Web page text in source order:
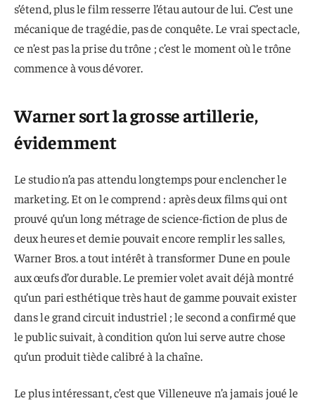
s’étend, plus le film resserre l’étau autour de lui. C’est une
mécanique de tragédie, pas de conquête. Le vrai spectacle,
ce n’est pas la prise du trône ; c’est le moment où le trône
commence à vous dévorer.
Warner sort la grosse artillerie,
évidemment
Le studio n’a pas attendu longtemps pour enclencher le
marketing. Et on le comprend : après deux films qui ont
prouvé qu’un long métrage de science-fiction de plus de
deux heures et demie pouvait encore remplir les salles,
Warner Bros. a tout intérêt à transformer Dune en poule
aux œufs d’or durable. Le premier volet avait déjà montré
qu’un pari esthétique très haut de gamme pouvait exister
dans le grand circuit industriel ; le second a confirmé que
le public suivait, à condition qu’on lui serve autre chose
qu’un produit tiède calibré à la chaîne.
Le plus intéressant, c’est que Villeneuve n’a jamais joué le